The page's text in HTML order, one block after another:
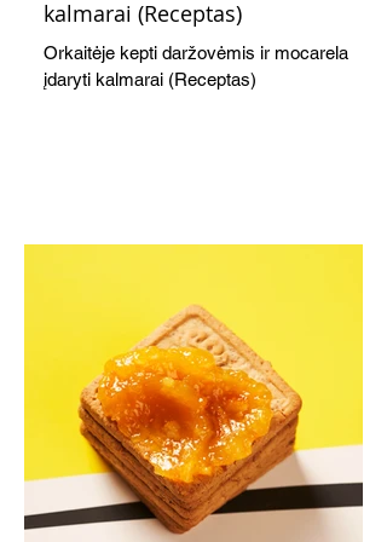
kalmarai (Receptas)
Orkaitėje kepti daržovėmis ir mocarela
įdaryti kalmarai (Receptas)